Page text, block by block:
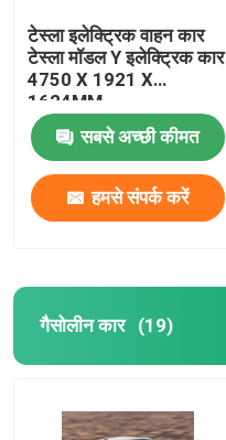
बढ़ते ऑटो
आईएम इलेक्ट्रिक कार
टेस्ला इलेक्ट्रिक वाहन कार
टेस्ला मॉडल Y इलेक्ट्रिक कार
4750 X 1921 X
1624MM
सबसे अच्छी कीमत
हमसे संपर्क करें
गैसोलीन कार (19)